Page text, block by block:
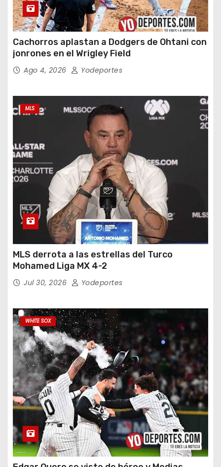
Cachorros aplastan a Dodgers de Ohtani con
jonrones en el Wrigley Field
Ago 4, 2026 Yodeportes
MLS
MLS derrota a las estrellas del Turco
Mohamed Liga MX 4-2
Jul 30, 2026 Yodeportes
WHITE SOX